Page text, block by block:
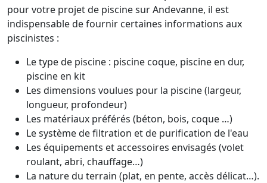
pour votre projet de piscine sur Andevanne, il est
indispensable de fournir certaines informations aux
piscinistes :
Le type de piscine : piscine coque, piscine en dur,
piscine en kit
Les dimensions voulues pour la piscine (largeur,
longueur, profondeur)
Les matériaux préférés (béton, bois, coque …)
Le système de filtration et de purification de l'eau
Les équipements et accessoires envisagés (volet
roulant, abri, chauffage…)
La nature du terrain (plat, en pente, accès délicat…).